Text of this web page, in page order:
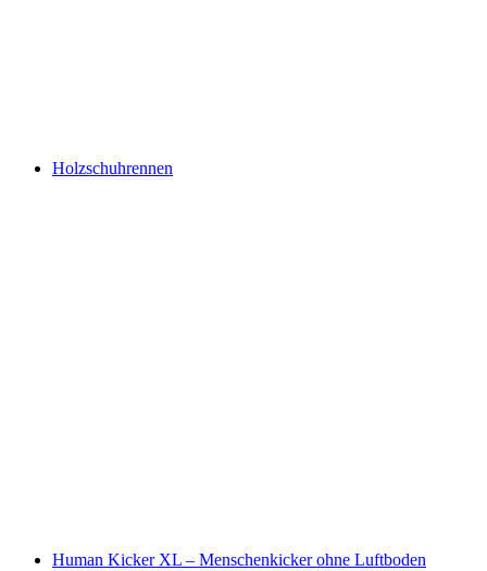
Holzschuhrennen
Human Kicker XL – Menschenkicker ohne Luftboden